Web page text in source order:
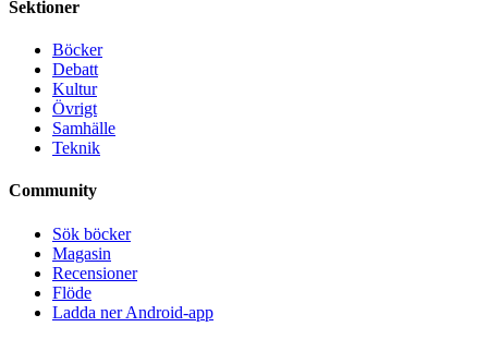
Sektioner
Böcker
Debatt
Kultur
Övrigt
Samhälle
Teknik
Community
Sök böcker
Magasin
Recensioner
Flöde
Ladda ner Android-app